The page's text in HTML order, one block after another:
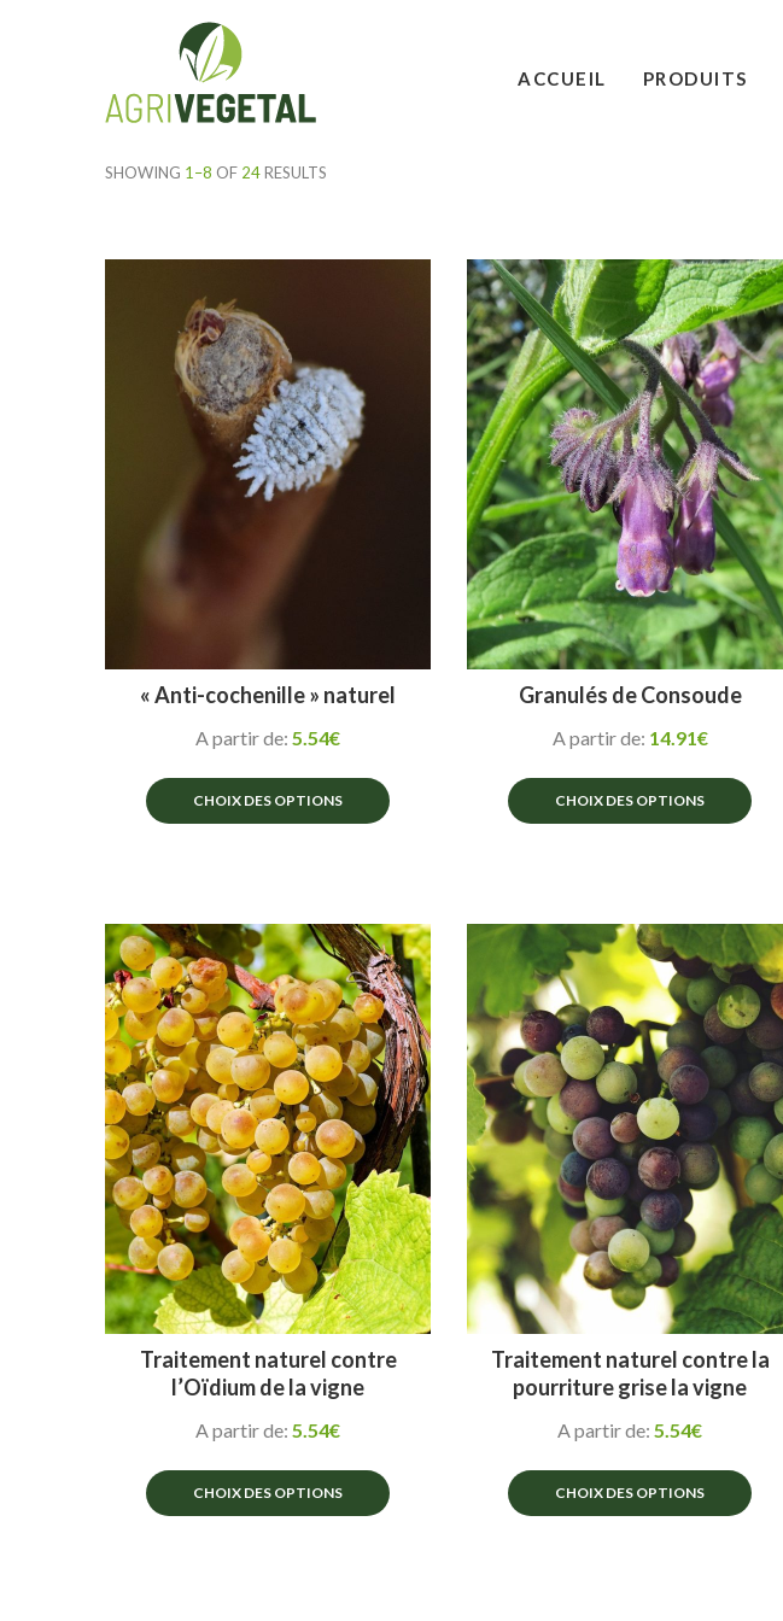
ACCUEIL PRODUITS
SHOWING 1–8 OF 24RESULTS
« Anti-cochenille » naturel
A partir de: 5.54€
CHOIX DES OPTIONS
a
plusieurs
variations.
Les
options
peuvent
être
choisies
sur
la
page
du
produit
Granulés de Consoude
A partir de: 14.91€
CHOIX DES OPTIONS
a
plusieurs
variations.
Les
options
peuvent
être
choisies
sur
la
page
du
produit
Traitement naturel contre
l’Oïdium de la vigne
A partir de: 5.54€
CHOIX DES OPTIONS
Traitement naturel contre la
pourriture grise la vigne
A partir de: 5.54€
CHOIX DES OPTIONS